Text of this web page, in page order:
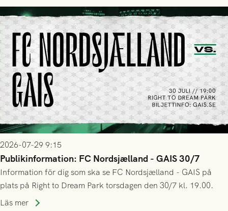
2026-07-29 9:15
Publikinformation: FC Nordsjælland - GAIS 30/7
Information för dig som ska se FC Nordsjælland - GAIS på
plats på Right to Dream Park torsdagen den 30/7 kl. 19.00.
Läs mer